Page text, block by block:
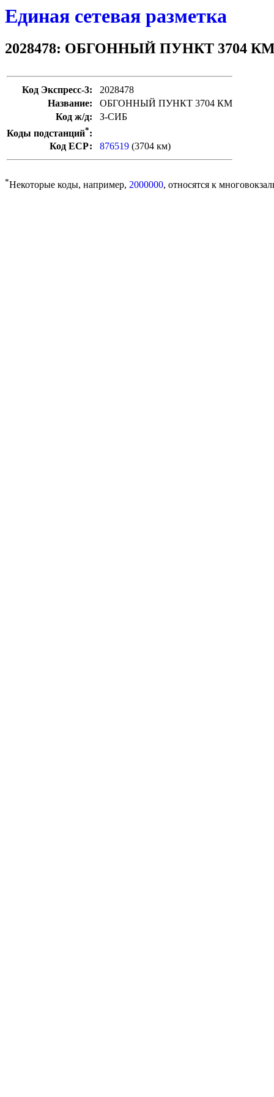
Единая сетевая разметка
2028478: ОБГОННЫЙ ПУНКТ 3704
Код Экспресс-3:
2028478
Название:
ОБГОННЫЙ ПУНКТ 3704 КМ
Код ж/д:
З-СИБ
Коды подстанций*:
Код ЕСР:
876519 (3704 км)
*Некоторые коды, например, 2000000, относятся к